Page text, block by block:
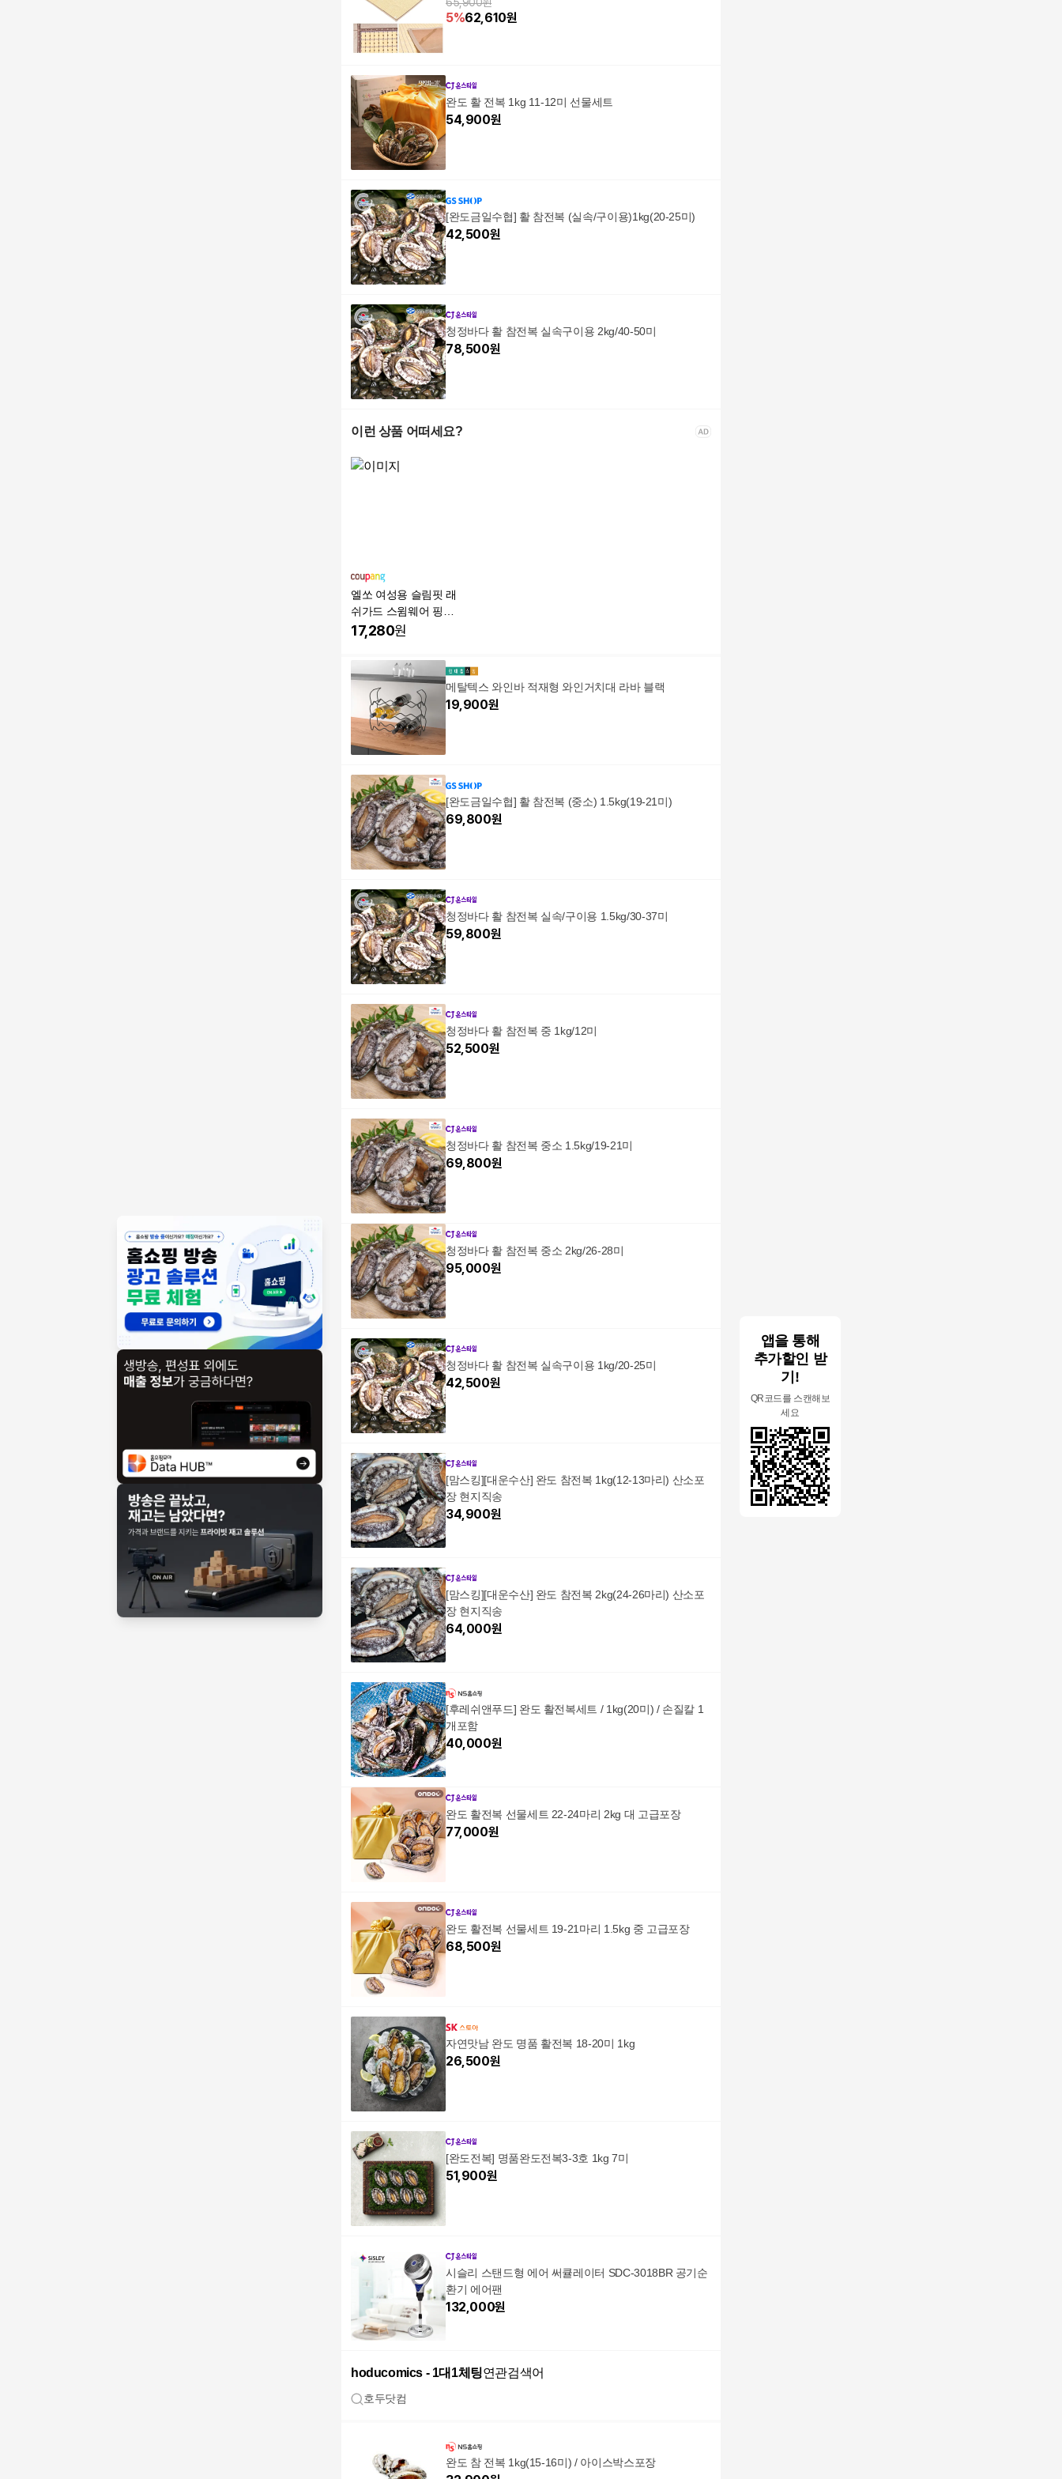
앱을 통해
추가할인 받
기!
QR코드를 스캔해보
세요
5%62,610원
완도 활 전복 1kg 11-12미 선물세트
54,900원
[완도금일수협] 활 참전복 (실속/구이용)1kg(20-25미)
42,500원
청정바다 활 참전복 실속구이용 2kg/40-50미
78,500원
이런 상품 어떠세요?
엘쏘 여성용 슬림핏 래
쉬가드 스윔웨어 핑거
홀 긴팔 집업
17,280원
메탈텍스 와인바 적재형 와인거치대 라바 블랙
19,900원
[완도금일수협] 활 참전복 (중소) 1.5kg(19-21미)
69,800원
청정바다 활 참전복 실속/구이용 1.5kg/30-37미
59,800원
청정바다 활 참전복 중 1kg/12미
52,500원
청정바다 활 참전복 중소 1.5kg/19-21미
69,800원
청정바다 활 참전복 중소 2kg/26-28미
95,000원
청정바다 활 참전복 실속구이용 1kg/20-25미
42,500원
[맘스킹][대운수산] 완도 참전복 1kg(12-13마리) 산소포
장 현지직송
34,900원
[맘스킹][대운수산] 완도 참전복 2kg(24-26마리) 산소포
장 현지직송
64,000원
[후레쉬앤푸드] 완도 활전복세트 / 1kg(20미) / 손질칼 1
개포함
40,000원
완도 활전복 선물세트 22-24마리 2kg 대 고급포장
77,000원
완도 활전복 선물세트 19-21마리 1.5kg 중 고급포장
68,500원
자연맛남 완도 명품 활전복 18-20미 1kg
26,500원
[완도전복] 명품완도전복3-3호 1kg 7미
51,900원
시슬리 스탠드형 에어 써큘레이터 SDC-3018BR 공기순
환기 에어팬
132,000원
hoducomics - 1­대­1­체­팅연관검색어
호두닷컴
완도 참 전복 1kg(15-16미) / 아이스박스포장